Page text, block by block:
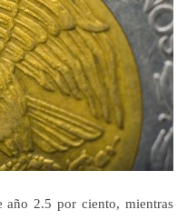
año 2.5 por ciento, mientras